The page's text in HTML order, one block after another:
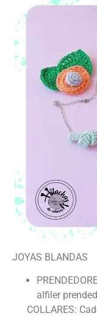
JOYAS BLANDAS
alfiler
COLLARES: